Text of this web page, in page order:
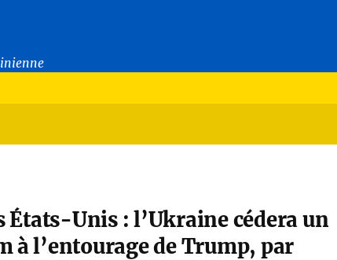
États-Unis : l’Ukraine cédera un
l’entourage de Trump, par